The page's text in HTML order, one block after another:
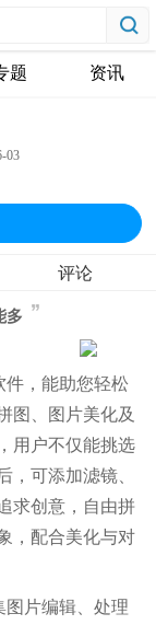
题 资讯
03
评论
多
件，能助您轻松
图、图片美化及
用户不仅能挑选
可添加滤镜、
求创意，自由拼
，配合美化与对
片编辑、处理